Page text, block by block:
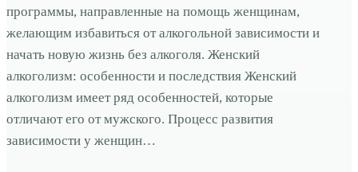
программы, направленные на помощь женщинам,
желающим избавиться от алкогольной зависимости и
начать новую жизнь без алкоголя. Женский
алкоголизм: особенности и последствия Женский
алкоголизм имеет ряд особенностей, которые
отличают его от мужского. Процесс развития
зависимости у женщин…